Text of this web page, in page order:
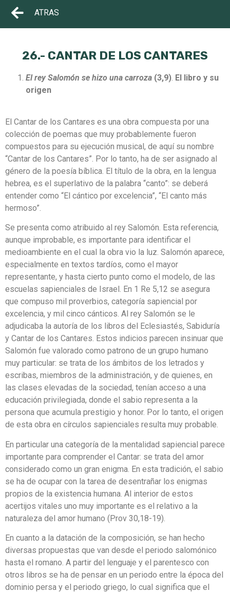
ATRAS
26.- CANTAR DE LOS CANTARES
El rey Salomón se hizo una carroza (3,9) El libro y su
origen
El Cantar de los Cantares es una obra compuesta por una
colección de poemas que muy probablemente fueron
compuestos para su ejecución musical, de aquí su nombre
“Cantar de los Cantares”. Por lo tanto, ha de ser asignado al
género de la poesía bíblica. El título de la obra, en la lengua
hebrea, es el superlativo de la palabra “canto”: se deberá
entender como “El cántico por excelencia”, “El canto más
hermoso”.
Se presenta como atribuido al rey Salomón. Esta referencia,
aunque improbable, es importante para identificar el
medioambiente en el cual la obra vio la luz. Salomón aparece,
especialmente en textos tardíos, como el mayor
representante, y hasta cierto punto como el modelo, de las
escuelas sapienciales de Israel. En 1 Re 5,12 se asegura
que compuso mil proverbios, categoría sapiencial por
excelencia, y mil cinco cánticos. Al rey Salomón se le
adjudicaba la autoría de los libros del Eclesiastés, Sabiduría
y Cantar de los Cantares. Estos indicios parecen insinuar que
Salomón fue valorado como patrono de un grupo humano
muy particular: se trata de los ámbitos de los letrados y
escribas, miembros de la administración, y de quienes, en
las clases elevadas de la sociedad, tenían acceso a una
educación privilegiada, donde el sabio representa a la
persona que acumula prestigio y honor. Por lo tanto, el origen
de esta obra en círculos sapienciales resulta muy probable.
En particular una categoría de la mentalidad sapiencial parece
importante para comprender el Cantar: se trata del amor
considerado como un gran enigma. En esta tradición, el sabio
se ha de ocupar con la tarea de desentrañar los enigmas
propios de la existencia humana. Al interior de estos
acertijos vitales uno muy importante es el relativo a la
naturaleza del amor humano (Prov 30,18-19).
En cuanto a la datación de la composición, se han hecho
diversas propuestas que van desde el periodo salomónico
hasta el romano. A partir del lenguaje y el parentesco con
otros libros se ha de pensar en un periodo entre la época del
dominio persa y el periodo griego, lo cual significa que el